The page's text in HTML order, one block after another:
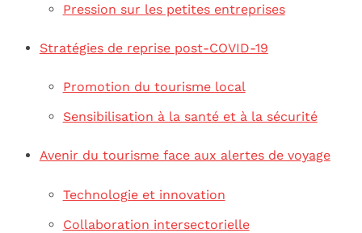
Pression sur les petites entreprises
Stratégies de reprise post-COVID-19
Promotion du tourisme local
Sensibilisation à la santé et à la sécurité
Avenir du tourisme face aux alertes de voyage
Technologie et innovation
Collaboration intersectorielle